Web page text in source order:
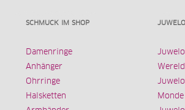
SCHMUCK IM SHOP
Damenringe
Anhänger
Ohrringe
Halsketten
JUWELO